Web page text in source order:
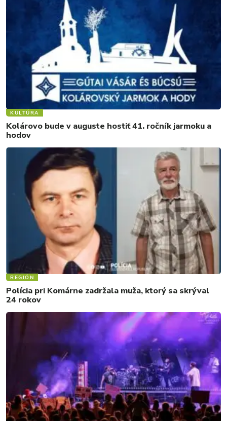
KULTÚRA
Kolárovo bude v auguste hostiť 41. ročník jarmoku a
hodov
REGIÓN
Polícia pri Komárne zadržala muža, ktorý sa skrýval
24 rokov